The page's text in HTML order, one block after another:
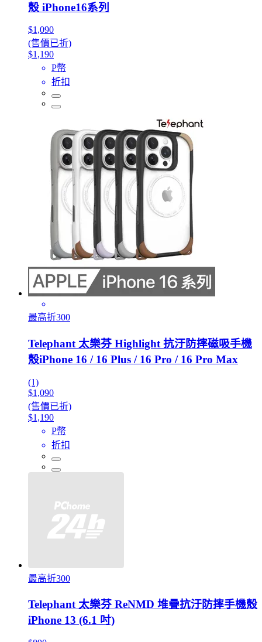
殼 iPhone16系列
$1,090
(售價已折)
$1,190
P幣
折扣
最高折300
Telephant 太樂芬 Highlight 抗汙防摔磁吸手機
殼iPhone 16 / 16 Plus / 16 Pro / 16 Pro Max
(1)
$1,090
(售價已折)
$1,190
P幣
折扣
最高折300
Telephant 太樂芬 ReNMD 堆疊抗汙防摔手機殼
iPhone 13 (6.1 吋)